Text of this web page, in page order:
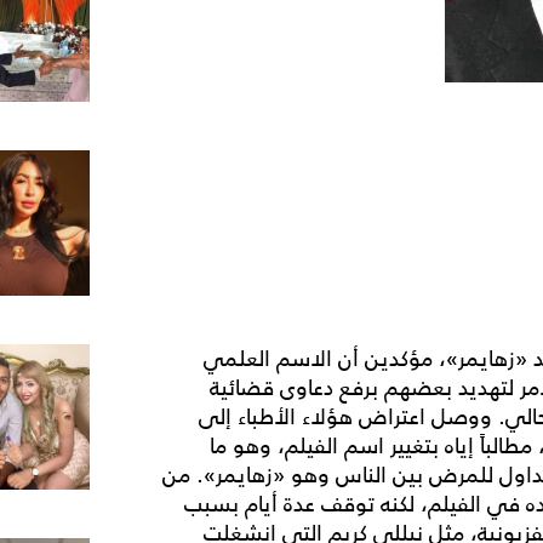
«زهايمر»، مؤكدين أن الاسم العلمي
لتهديد بعضهم برفع دعاوى قضائية
ووصل اعتراض هؤلاء الأطباء إلى
إياه بتغيير اسم الفيلم، وهو ما
للمرض بين الناس وهو «زهايمر». من
في الفيلم، لكنه توقف عدة أيام بسبب
مثل نيللي كريم التي انشغلت